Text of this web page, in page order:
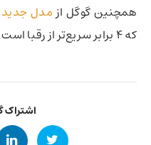
همچنین گوگل ازمدل جدید Gemini 3.5 رونمایی
که ۴ برابر سریع‌تر از رقبا است.
اشتراک